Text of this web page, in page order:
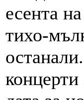
есента
тихо-